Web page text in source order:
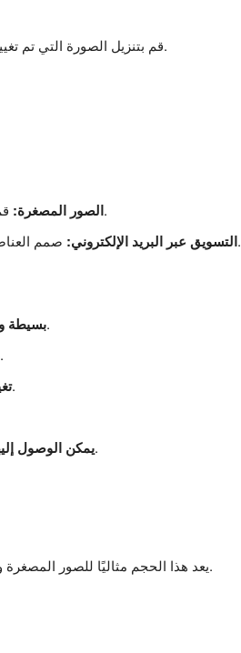
قم بتنزيل الصورة التي تم تغيير حجمها. يمكنك تنزيل ملفات فردية أو معالجة صور متعددة دفعة واحدة للراحة.
الصور المصغرة:قم بتحسين الصور المصغرة للمدونات أو قوائم المنتجات أو المتاجر عبر الإنترنت.
التسويق عبر البريد الإلكتروني:صمم العناصر المرئية التي تتلاءم تمامًا مع قوالب البريد الإلكتروني دون أن تكون ثقيلة جدًا.
بسيطةليست هناك حاجة إلى خبرة فنية لتغيير حجم الصور إلى الأبعاد الدقيقة.
يحافظ على وضوح الصورة حتى بعد تغيير حجمها أو ضغطها.
توفير الوقت عن طريق تغيير حجم صور متعددة في وقت واحد.
يمكن الوصولاستخدم أداتنا عبر الإنترنت من أي جهاز دون تنزيلات أو تثبيتات.
يعد هذا الحجم مثاليًا للصور المصغرة واللافتات ومرئيات البريد الإلكتروني نظرًا لأبعاده الصغيرة وأوقات التحميل السريعة.